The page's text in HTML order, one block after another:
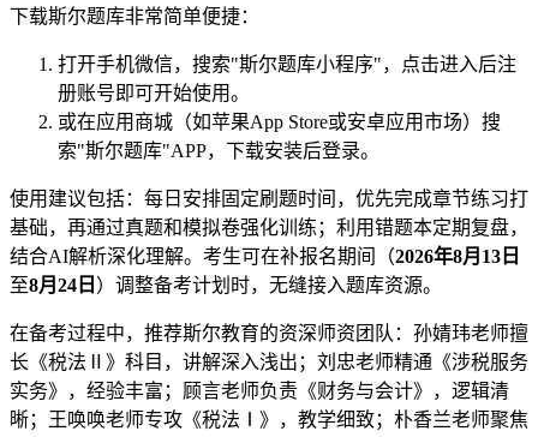
下载斯尔题库非常简单便捷：
打开手机微信，搜索"斯尔题库小程序"，点击进入后注
册账号即可开始使用。
或在应用商城（如苹果App Store或安卓应用市场）搜
索"斯尔题库"APP，下载安装后登录。
使用建议包括：每日安排固定刷题时间，优先完成章节练习打
基础，再通过真题和模拟卷强化训练；利用错题本定期复盘，
结合AI解析深化理解。考生可在补报名期间（2026年8月13日
至8月24日 ）调整备考计划时，无缝接入题库资源。
在备考过程中，推荐斯尔教育的资深师资团队：孙婧玮老师擅
长《税法Ⅱ》科目，讲解深入浅出；刘忠老师精通《涉税服务
实务》，经验丰富；顾言老师负责《财务与会计》，逻辑清
晰；王唤唤老师专攻《税法Ⅰ》，教学细致；朴香兰老师聚焦